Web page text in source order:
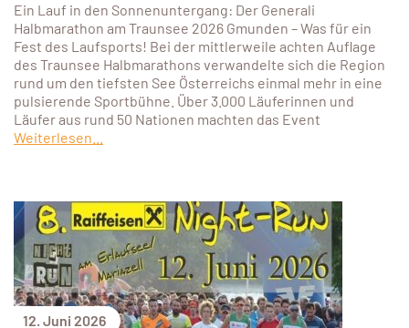
Ein Lauf in den Sonnenuntergang: Der Generali
Halbmarathon am Traunsee 2026 Gmunden – Was für ein
Fest des Laufsports! Bei der mittlerweile achten Auflage
des Traunsee Halbmarathons verwandelte sich die Region
rund um den tiefsten See Österreichs einmal mehr in eine
pulsierende Sportbühne. Über 3.000 Läuferinnen und
Läufer aus rund 50 Nationen machten das Event
Weiterlesen...
12. Juni 2026